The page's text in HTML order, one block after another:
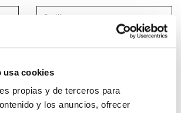
usa cookies
propias y de terceros para
y los anuncios, ofrecer